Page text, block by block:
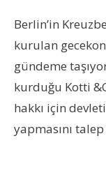
Berlin’in
kurulan
gündeme
kurduğu Kotti
hakkı için
yapmasını